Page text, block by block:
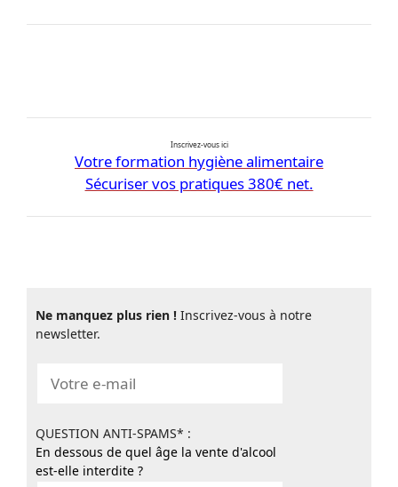
Inscrivez-vous ici
Votre formation hygiène alimentaire
Sécuriser vos pratiques 380€ net.
Ne manquez plus rien ! Inscrivez-vous à notre
newsletter.
QUESTION ANTI-SPAMS* :
En dessous de quel âge la vente d'alcool
est-elle interdite ?